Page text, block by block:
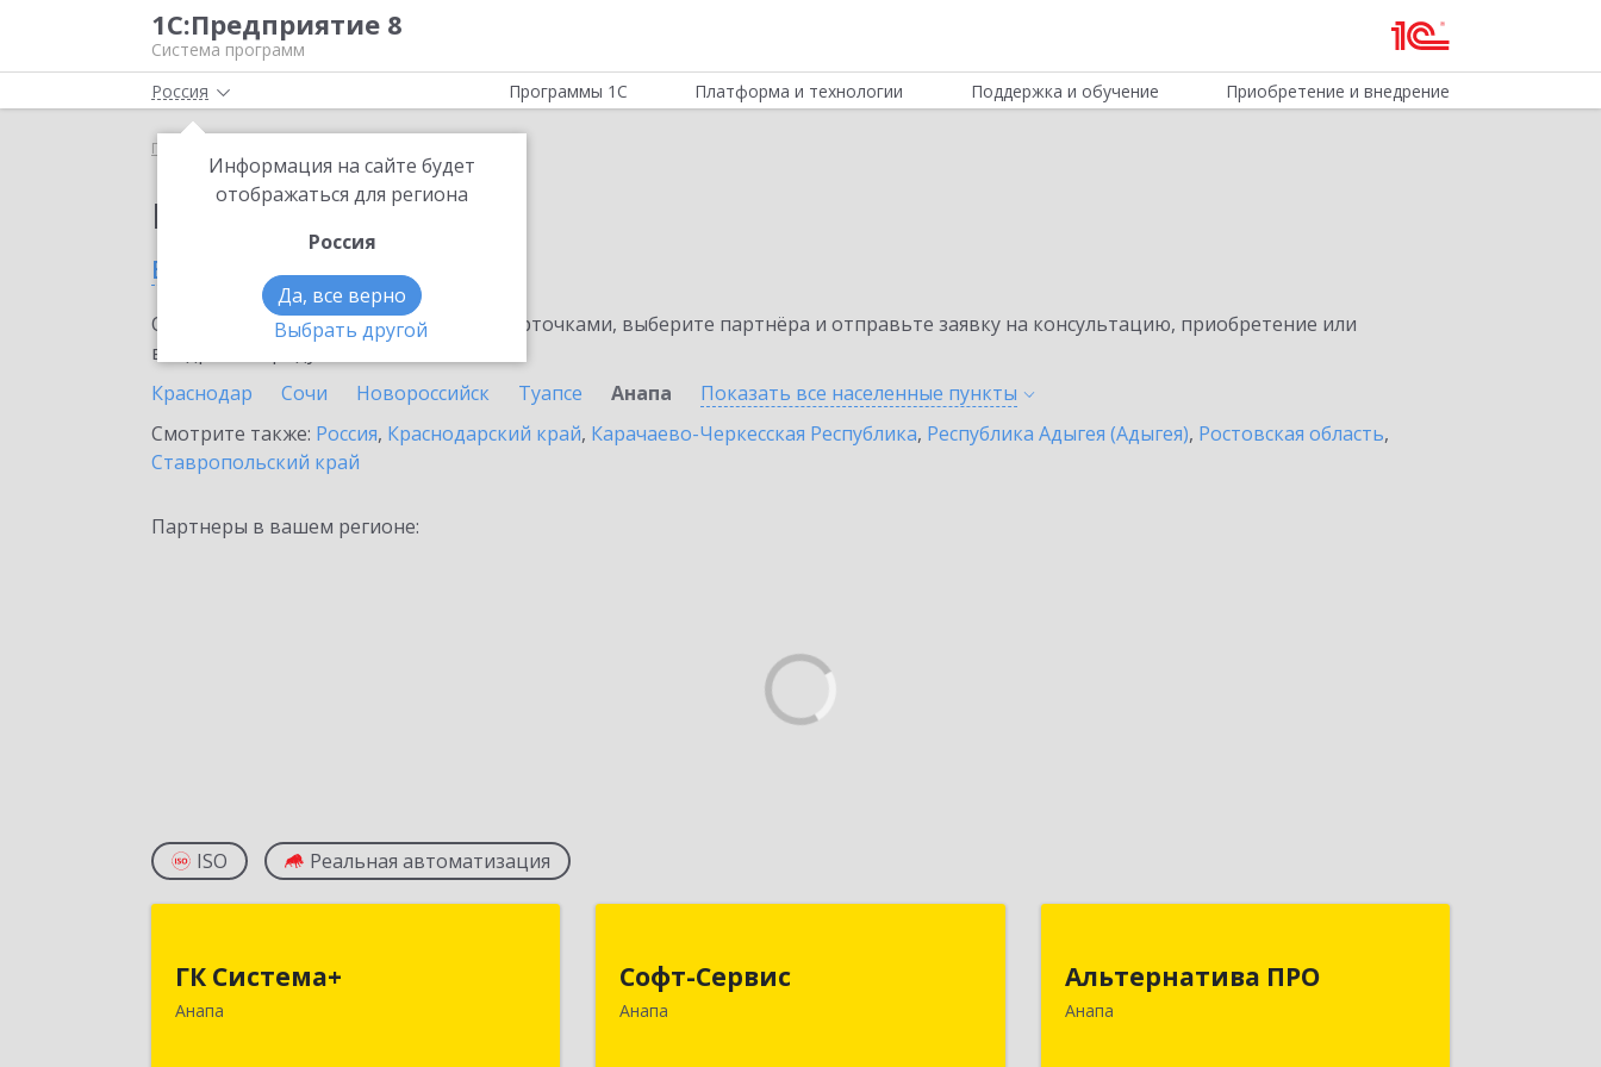
1С:Предприятие 8
Система программ
Россия
Информация на сайте будет
отображаться для региона
Россия
Да, все верно
Выбрать другой
Программы 1С Платформа и технологии Поддержка и обучение Приобретение и внедрение
Главная
Партнеры фирмы 1С
в Анапе
Ознакомьтесь с информационными карточками, выберите партнёра и отправьте заявку на консультацию, приобретение или
внедрение продукта.
Краснодар
Сочи Новороссийск Туапсе Анапа Показать все населенные пункты
Смотрите также: Россия, Краснодарский край, Карачаево-Черкесская Республика, Республика Адыгея (Адыгея), Ростовская область,
Ставропольский край
Партнеры в вашем регионе:
ISO Реальная автоматизация
ГК Система+
Анапа
Анапский р-н, Анапа г, Лермонтова
Софт-Сервис
Анапа
353440, Краснодарский край,
Анапский р-н, Анапа г, Владимирская
Альтернатива ПРО
Анапа